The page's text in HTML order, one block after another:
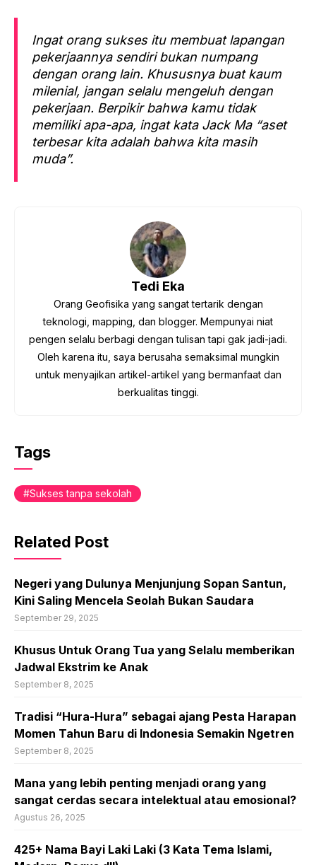
Ingat orang sukses itu membuat lapangan
pekerjaannya sendiri bukan numpang
dengan orang lain. Khususnya buat kaum
milenial, jangan selalu mengeluh dengan
pekerjaan. Berpikir bahwa kamu tidak
memiliki apa-apa, ingat kata Jack Ma “aset
terbesar kita adalah bahwa kita masih
muda”.
Tedi Eka
Orang Geofisika yang sangat tertarik dengan
teknologi, mapping, dan blogger. Mempunyai niat
pengen selalu berbagi dengan tulisan tapi gak jadi-jadi.
Oleh karena itu, saya berusaha semaksimal mungkin
untuk menyajikan artikel-artikel yang bermanfaat dan
berkualitas tinggi.
Tags
Sukses tanpa sekolah
Related Post
Negeri yang Dulunya Menjunjung Sopan Santun,
Kini Saling Mencela Seolah Bukan Saudara
September 29, 2025
Khusus Untuk Orang Tua yang Selalu memberikan
Jadwal Ekstrim ke Anak
September 8, 2025
Tradisi “Hura-Hura” sebagai ajang Pesta Harapan
Momen Tahun Baru di Indonesia Semakin Ngetren
September 8, 2025
Mana yang lebih penting menjadi orang yang
sangat cerdas secara intelektual atau emosional?
Agustus 26, 2025
425+ Nama Bayi Laki Laki (3 Kata Tema Islami,